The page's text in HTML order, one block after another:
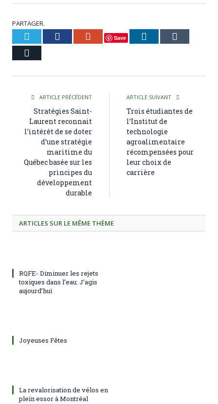
PARTAGER.
Twitter Facebook Google+
Save LinkedIn
ARTICLE PRÉCÉDENT
Stratégies Saint-
Laurent reconnait
l’intérêt de se doter
d’une stratégie
maritime du
Québec basée sur les
principes du
développement
durable
ARTICLE SUIVANT
Trois étudiantes de
l’Institut de
technologie
agroalimentaire
récompensées pour
leur choix de
carrière
ARTICLES SUR LE MÊME THÈME
RQFE- Diminuer les rejets
toxiques dans l’eau: J’agis
aujourd’hui
Joyeuses Fêtes
La revalorisation de vélos en
plein essor à Montréal